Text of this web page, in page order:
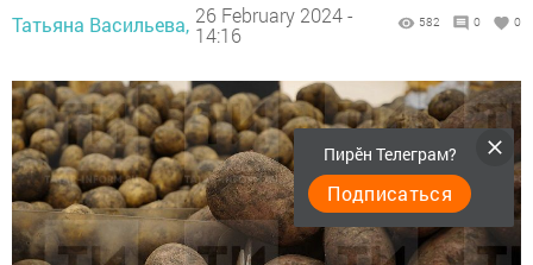
Татьяна Васильева, 26 February 2024 -
14:16
582 0 0
Пирӗн Телеграм?
Подписаться